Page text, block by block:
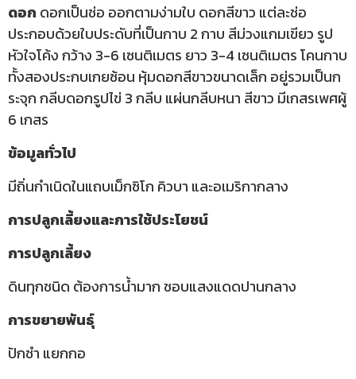
ดอก ดอกเป็นช่อ ออกตามง่ามใบ ดอกสีขาว แต่ละช่อ
ประกอบด้วยใบประดับที่เป็นกาบ 2 กาบ สีม่วงแกมเขียว รูป
หัวใจโค้ง กว้าง 3-6 เซนติเมตร ยาว 3-4 เซนติเมตร โคนกาบ
ทั้งสองประกบเกยซ้อน หุ้มดอกสีขาวขนาดเล็ก อยู่รวมเป็นก
ระจุก กลีบดอกรูปไข่ 3 กลีบ แผ่นกลีบหนา สีขาว มีเกสรเพศผู้
6 เกสร
ข้อมูลทั่วไป
มีถิ่นกำเนิดในแถบเม็กซิโก คิวบา และอเมริกากลาง
การปลูกเลี้ยงและการใช้ประโยชน์
การปลูกเลี้ยง
ดินทุกชนิด ต้องการน้ำมาก ชอบแสงแดดปานกลาง
การขยายพันธุ์
ปักชำ แยกกอ